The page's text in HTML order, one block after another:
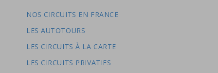
NOS CIRCUITS EN FRANCE
LES AUTOTOURS
LES CIRCUITS À LA CARTE
LES CIRCUITS PRIVATIFS